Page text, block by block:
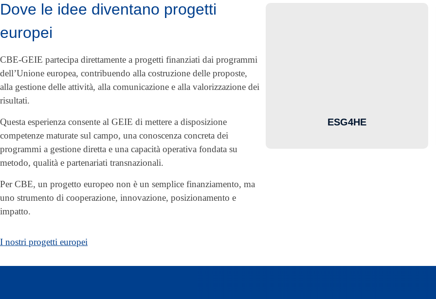
Dove le idee diventano progetti
europei
CBE-GEIE partecipa direttamente a progetti finanziati dai programmi
dell’Unione europea, contribuendo alla costruzione delle proposte,
alla gestione delle attività, alla comunicazione e alla valorizzazione dei
risultati.
Questa esperienza consente al GEIE di mettere a disposizione
competenze maturate sul campo, una conoscenza concreta dei
programmi a gestione diretta e una capacità operativa fondata su
metodo, qualità e partenariati transnazionali.
Per CBE, un progetto europeo non è un semplice finanziamento, ma
uno strumento di cooperazione, innovazione, posizionamento e
impatto.
I nostri progetti europei
ESG4HE